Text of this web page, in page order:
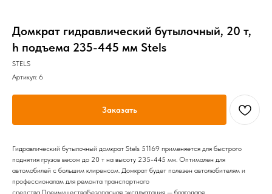
Домкрат гидравлический бутылочный, 20 т,
h подъема 235-445 мм Stels
STELS
Артикул: 6
Заказать
Гидравлический бутылочный домкрат Stels 51169 применяется для быстрого
поднятия грузов весом до 20 т на высоту 235-445 мм. Оптимален для
автомобилей с большим клиренсом. Домкрат будет полезен автолюбителям и
профессионалам для ремонта транспортного
средства.ПреимуществаБезопасная эксплуатация — благодаря